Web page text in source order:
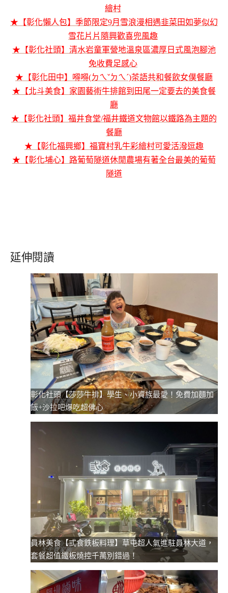
繪村
★【彰化懶人包】季節限定9月雪浪漫相遇韭菜田如夢似幻
雪花片片隨興歡喜兜風趣
★【彰化社頭】清水岩童軍營地溫泉區濃厚日式風泡腳池
免收費足感心
★【彰化田中】嘚嘚(ㄉㄟˇㄉㄟˊ)茶語共和餐飲女僕餐廳
★【北斗美食】家園藝術牛排館到田尾一定要去的美食餐
廳
★【彰化社頭】福井食堂/福井鐵道文物館以鐵路為主題的
餐廳
★【彰化福興鄉】福寶村乳牛彩繪村可愛活潑逗趣
★【彰化埔心】路葡萄隧道休閒農場有著全台最美的葡萄
隧道
延伸閱讀
彰化社頭【莎莎牛排】學生、小資族最愛！免費加麵加
飯+沙拉吧爆吃超佛心
員林美食【弎食鉄板料理】草屯超人氣進駐員林大道，
套餐超值鐵板燒控千萬別錯過！